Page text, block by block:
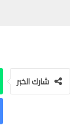
شارك الخبر